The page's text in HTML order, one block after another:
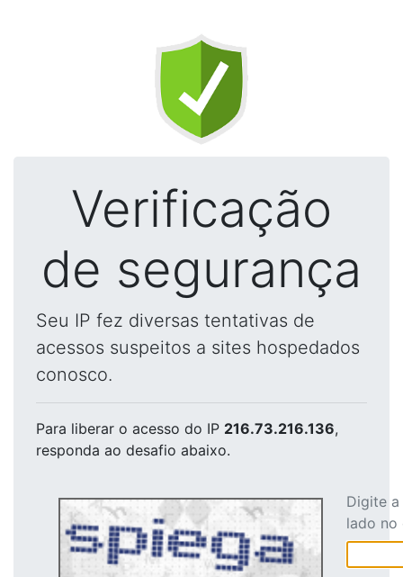
Verificação
de segurança
Seu IP fez diversas tentativas de
acessos suspeitos a sites hospedados
conosco.
Para liberar o acesso do IP 216.73.216.136,
responda ao desafio abaixo.
Digite
lado no